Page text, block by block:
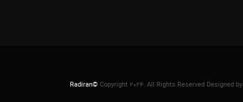
Radiran© Copyright 2024. All Rights Reserved Designed by